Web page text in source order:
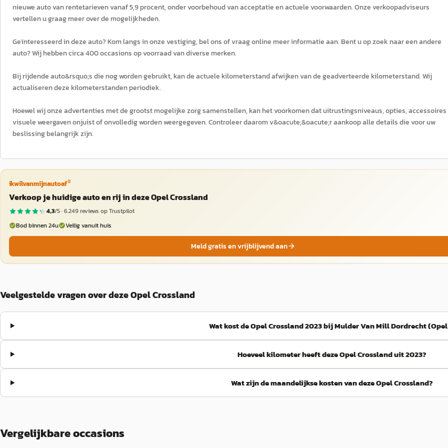
nieuwe auto van rentetarieven vanaf 5,9 procent, onder voorbehoud van acceptatie en actuele voorwaarden. Onze verkoopadviseurs
vertellen u graag meer over de mogelijkheden.
Geïnteresseerd in deze auto? Kom langs in onze vestiging, bel ons of vraag online meer informatie aan. Bent u op zoek naar een andere
auto? Wij hebben circa 400 occasions op voorraad van diverse merken.
Bij rijdende auto&rsquo;s die nog worden gebruikt, kan de actuele kilometerstand afwijken van de geadverteerde kilometerstand. Wij
actualiseren deze kilometerstanden periodiek.
Hoewel wij onze advertenties met de grootst mogelijke zorg samenstellen, kan het voorkomen dat uitrustingsniveaus, opties,
visuele weergaven onjuist of onvolledig worden weergegeven. Controleer daarom v&oacute;&oacute;r aankoop alle details die voor uw
beslissing belangrijk zijn.
ikwilvanmijnautoaf®
Verkoop je huidige auto en rij in deze Opel Crossland
4,3/5 ·6.249reviews op Trustpilot
Bod binnen 24u
Veilig vanuit huis
Meld gratis en vrijblijvend aan
Veelgestelde vragen over deze Opel Crossland
Wat kost de Opel Crossland 2023 bij Mulder Van Mill Dordrecht
Hoeveel kilometer heeft deze Opel Crossland uit 2023?
Wat zijn de maandelijkse kosten van deze Opel Crossland?
Vergelijkbare occasions